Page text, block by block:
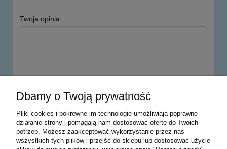
Twoja opinia:
Warunki zakupów
Dbamy o Twoją prywatność
Pliki cookies i pokrewne im technologie umożliwiają poprawne
działanie strony i pomagają nam dostosować ofertę do Twoich
potrzeb. Możesz zaakceptować wykorzystanie przez nas
wszystkich tych plików i przejść do sklepu lub dostosować użycie